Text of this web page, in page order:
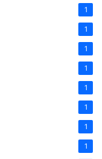
1
1
1
1
1
1
1
1